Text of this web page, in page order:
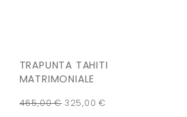
TRAPUNTA TAHITI
MATRIMONIALE
465,00€ 325,00€